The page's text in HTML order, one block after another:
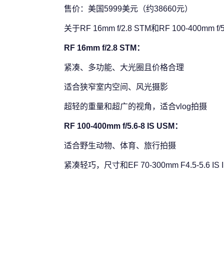
售价：美国5999美元（约38660元）
关于RF 16mm f/2.8 STM和RF 100-400mm
RF 16mm f/2.8 STM：
紧凑、多功能、大光圈且价格合理
适合狭窄室内空间、风光摄影
超轻的重量和超广的视角，适合vlog拍摄
RF 100-400mm f/5.6-8 IS USM：
适合野生动物、体育、旅行拍摄
紧凑轻巧，尺寸和EF 70-300mm F4.5-5.6 IS